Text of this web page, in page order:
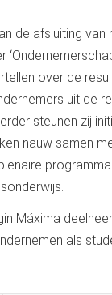
de afsluiting
over de
uit de
steunen zij
nauw samen
Máxima
als